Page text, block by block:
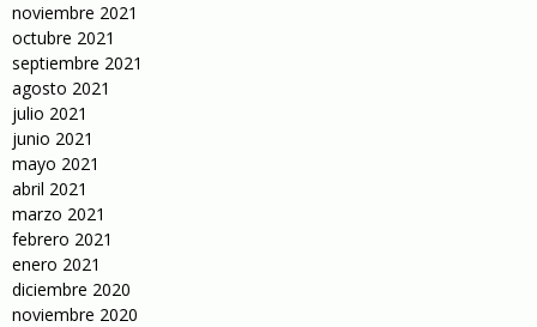
noviembre 2021
octubre 2021
septiembre 2021
agosto 2021
julio 2021
junio 2021
mayo 2021
abril 2021
marzo 2021
febrero 2021
enero 2021
diciembre 2020
noviembre 2020